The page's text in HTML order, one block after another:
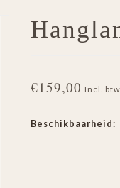
€159,00 Incl. btw
Beschikbaarheid: